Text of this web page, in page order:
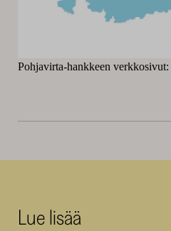
Pohjavirta-hankkeen verkkosivut:
Lue lisää